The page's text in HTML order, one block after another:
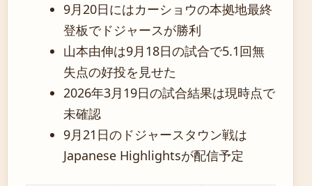
9月20日にはカーショウの本拠地最終
登板でドジャースが勝利
山本由伸は9月18日の試合で5.1回無
失点の好投を見せた
2026年3月19日の試合結果は現時点で
未確認
9月21日のドジャースタウン戦は
Japanese Highlightsが配信予定